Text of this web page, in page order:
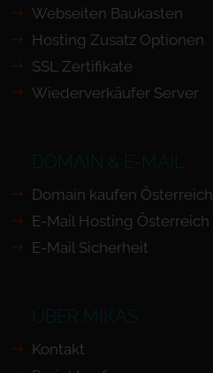
Webseiten Baukasten
Hosting Zusatz Optionen
SSL Zertifikate
Wiederverkäufer Server
DOMAIN & E-MAIL
Domain kaufen Österreich
E-Mail Hosting Österreich
E-Mail Sicherheit
ÜBER MIKAS
Kontakt